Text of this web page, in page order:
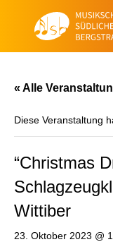
« Alle
Diese Veranstaltung
“Christmas
Wittiber
23. Oktober 2023 @